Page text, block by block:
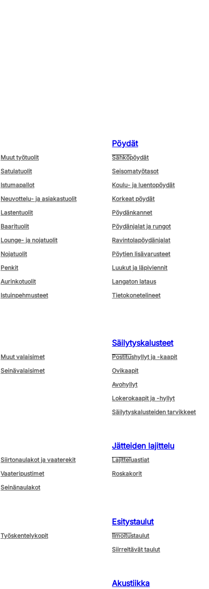
Muut työtuolit
Satulatuolit
Istumapallot
Neuvottelu- ja asiakastuolit
Lastentuolit
Baarituolit
Lounge- ja nojatuolit
Nojatuolit
Penkit
Aurinkotuolit
Istuinpehmusteet
Pöydät
Sähköpöydät
Seisomatyötasot
Koulu- ja luentopöydät
Korkeat pöydät
Pöydänkannet
Pöydänjalat ja rungot
Ravintolapöydänjalat
Pöytien lisävarusteet
Luukut ja läpiviennit
Langaton lataus
Tietokonetelineet
Muut valaisimet
Seinävalaisimet
Säilytyskalusteet
Postitushyllyt ja -kaapit
Ovikaapit
Avohyllyt
Lokerokaapit ja -hyllyt
Säilytyskalusteiden tarvikkeet
Siirtonaulakot ja vaaterekit
Vaateripustimet
Seinänaulakot
Jätteiden lajittelu
Lajitteluastiat
Roskakorit
Työskentelykopit
Esitystaulut
Ilmoitustaulut
Siirreltävät taulut
Akustiikka